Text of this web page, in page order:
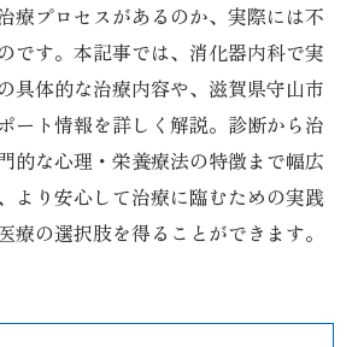
療プロセスがあるのか、実際には不
です。本記事では、消化器内科で実
具体的な治療内容や、滋賀県守山市
ート情報を詳しく解説。診断から治
的な心理・栄養療法の特徴まで幅広
より安心して治療に臨むための実践
療の選択肢を得ることができます。